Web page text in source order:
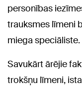
personības
trauksmes līmeni
miega speciāliste.
Savukārt ārējie
trokšņu līmeni,